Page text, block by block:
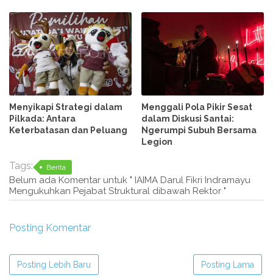
Menyikapi Strategi dalam
Pilkada: Antara
Keterbatasan dan Peluang
Menggali Pola Pikir Sesat
dalam Diskusi Santai:
Ngerumpi Subuh Bersama
Legion
Tags: Berita
Belum ada Komentar untuk " IAIMA Darul Fikri Indramayu
Mengukuhkan Pejabat Struktural dibawah Rektor "
Posting Komentar
Posting Lebih Baru Posting Lama